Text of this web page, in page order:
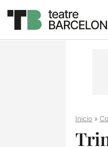
Inicio»